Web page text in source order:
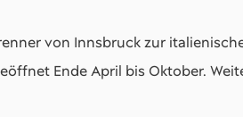
von Innsbruck zur
Ende April bis Oktober.